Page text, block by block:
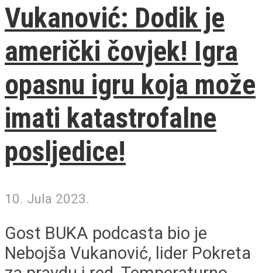
Vukanović: Dodik je
američki čovjek! Igra
opasnu igru koja može
imati katastrofalne
posljedice!
10. Jula 2023.
Gost BUKA podcasta bio je
Nebojša Vukanović, lider Pokreta